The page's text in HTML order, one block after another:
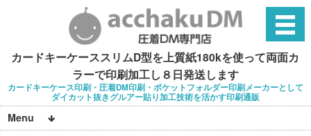
カードキーケーススリムD型を上質紙180kを使って両面カ
ラーで印刷加工し８日発送します
カードキーケース印刷・圧着DM印刷・ポケットフォルダー印刷メーカーとして
ダイカット抜きグルアー貼り加工技術を活かす印刷通販
Menu